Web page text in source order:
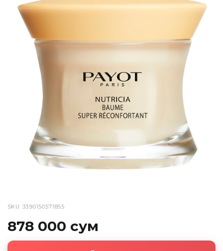
SKU: 3390150571855
878 000 сум